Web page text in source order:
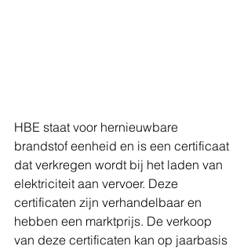
HBE staat voor hernieuwbare
brandstof eenheid en is een certificaat
dat verkregen wordt bij het laden van
elektriciteit aan vervoer. Deze
certificaten zijn verhandelbaar en
hebben een marktprijs. De verkoop
van deze certificaten kan op jaarbasis